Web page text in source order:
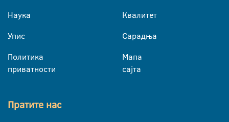
Наука
Упис
Политика
приватности
Квалитет
Сарадња
Мапа
сајта
Пратите нас